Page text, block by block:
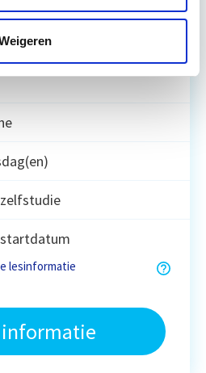
overheid dat de
circulair is. Dit betekent
lesinformatie
informatie